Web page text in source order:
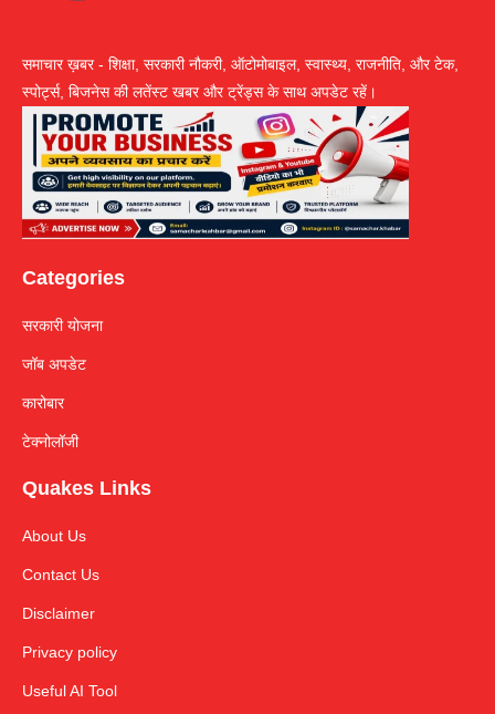
समाचार ख़बर - शिक्षा, सरकारी नौकरी, ऑटोमोबाइल, स्वास्थ्य, राजनीति, और टेक,
स्पोर्ट्स, बिजनेस की लतेंस्ट खबर और ट्रेंड्स के साथ अपडेट रहें।
Categories
सरकारी योजना
जॉब अपडेट
कारोबार
टेक्नोलॉजी
Quakes Links
About Us
Contact Us
Disclaimer
Privacy policy
Useful AI Tool